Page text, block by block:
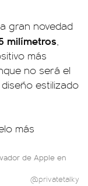
gran novedad
milímetros,
más
no será el
estilizado
de Apple en
@privatetalky